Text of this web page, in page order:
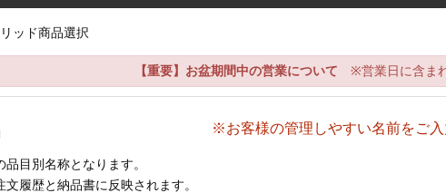
ド商品選択
【重要】お盆期間中の営業について ※営業日に含ま
※お客様の管理しやすい名前をご入
品目別名称となります。
文履歴と納品書に反映されます。